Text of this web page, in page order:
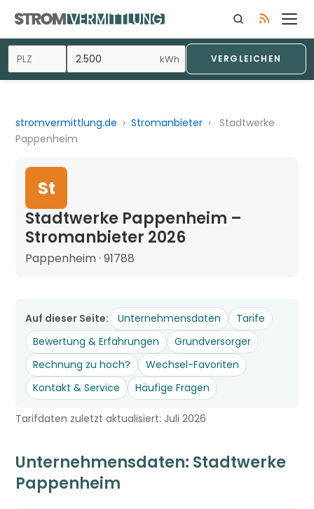
kWh VERGLEICHEN
stromvermittlung.de › Stromanbieter ›
Stadtwerke
Pappenheim
St
Stadtwerke Pappenheim –
Stromanbieter 2026
Pappenheim · 91788
Auf dieser Seite: Unternehmensdaten
Tarife
Bewertung & Erfahrungen
Grundversorger
Rechnung zu hoch?
Wechsel-Favoriten
Kontakt & Service
Häufige Fragen
Tarifdaten zuletzt aktualisiert: Juli 2026
Unternehmensdaten: Stadtwerke
Pappenheim